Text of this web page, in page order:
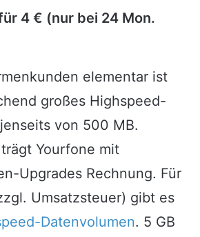
4 € (nur bei 24 Mon.
elementar ist
großes Highspeed-
von 500 MB.
Yourfone mit
Upgrades Rechnung. Für
Umsatzsteuer) gibt es
Datenvolumen. 5 GB